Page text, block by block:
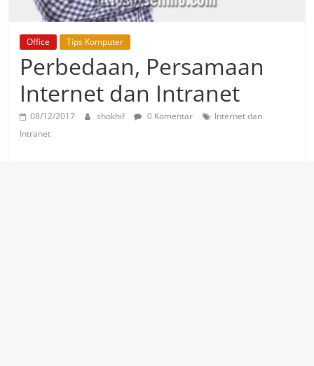
Office Tips Komputer
Perbedaan, Persamaan
Internet dan Intranet
08/12/2017 shokhif 0 Komentar
Internet dan
Intranet